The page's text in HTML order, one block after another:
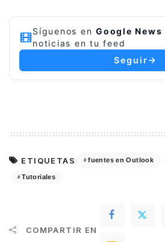
Síguenos en Google News
noticias en tu feed
Seguir
ETIQUETAS fuentes en Outlook
Tutoriales
COMPARTIR EN